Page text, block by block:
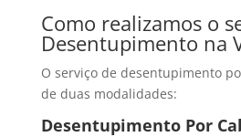
Como realizamos o
Desentupimento na
O serviço de desentupimento
de duas modalidades:
Desentupimento Por